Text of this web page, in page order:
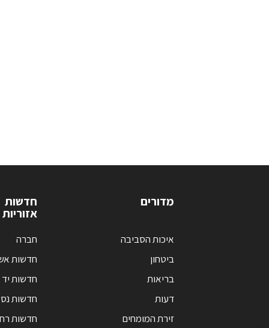
מדורים
איכות הסביבה
ביטחון
בריאות
דעות
זירת המומחים
חדשות
אזוריות
חברה
חדשות
חדשות
חדשות נס
חדשות